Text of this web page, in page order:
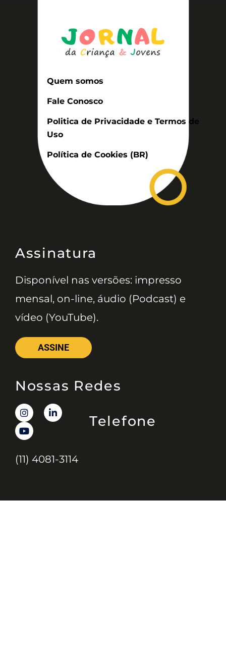
Quem somos
Fale Conosco
Politica de Privacidade e Termos de
Uso
Política de Cookies (BR)
Assinatura
Disponível nas versões: impresso
mensal, on-line, áudio (Podcast) e
vídeo (YouTube).
ASSINE
Nossas Redes
Telefone
(11) 4081-3114